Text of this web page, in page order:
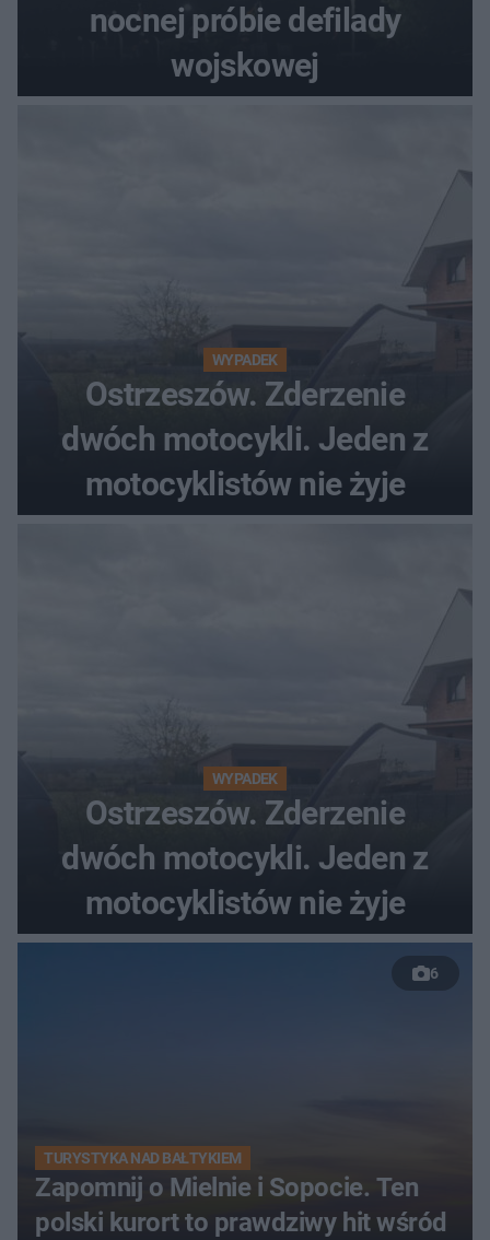
nocnej próbie defilady
wojskowej
WYPADEK
Ostrzeszów. Zderzenie
dwóch motocykli. Jeden z
motocyklistów nie żyje
WYPADEK
Ostrzeszów. Zderzenie
dwóch motocykli. Jeden z
motocyklistów nie żyje
6
TURYSTYKA NAD BAŁTYKIEM
Zapomnij o Mielnie i Sopocie. Ten
polski kurort to prawdziwy hit wśród